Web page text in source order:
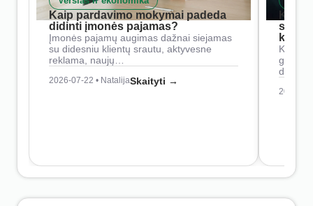
Kaip pardavimo mokymai padeda
didinti įmonės pajamas?
Įmonės pajamų augimas dažnai siejamas
su didesniu klientų srautu, aktyvesne
reklama, naujų…
2026-07-22 • NatalijaSkaityti →
Kaip
2026-